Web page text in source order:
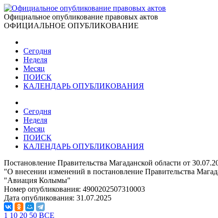
Официальное опубликование правовых актов
ОФИЦИАЛЬНОЕ ОПУБЛИКОВАНИЕ
Сегодня
Неделя
Месяц
ПОИСК
КАЛЕНДАРЬ ОПУБЛИКОВАНИЯ
Сегодня
Неделя
Месяц
ПОИСК
КАЛЕНДАРЬ ОПУБЛИКОВАНИЯ
Постановление Правительства Магаданской области от
"О внесении изменений в постановление Правительства
"Авиация Колымы"
Номер опубликования: 4900202507310003
Дата опубликования: 31.07.2025
1 10 20 50 ВСЕ